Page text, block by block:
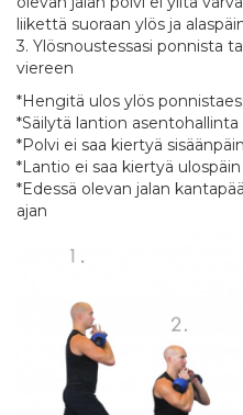
liikettä suoraan ylös ja
3. Ylösnoustessasi ponnista
viereen
*Hengitä ulos ylös
*Säilytä lantion asentohallinta
*Polvi ei saa kiertyä
*Lantio ei saa kiertyä
*Edessä olevan jalan
ajan